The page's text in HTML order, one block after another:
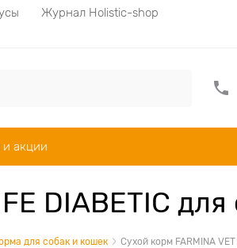
Журнал Holistic-shop
акции
DIABETIC
для собак и кошек Сухой корм FARMINA